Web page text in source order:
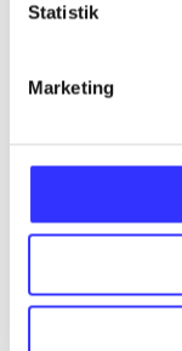
Statistik
Marketing
Gå til serien